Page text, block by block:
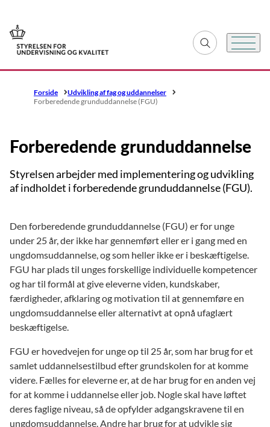
Gå til forsiden Fold søgefelt ud
Menu
Forside
Udvikling af fag og uddannelser
Forberedende grunduddannelse (FGU)
Forberedende grunduddannelse
Styrelsen arbejder med implementering og udvikling
af indholdet i forberedende grunduddannelse (FGU).
Den forberedende grunduddannelse (FGU) er for unge
under 25 år, der ikke har gennemført eller er i gang med en
ungdomsuddannelse, og som heller ikke er i beskæftigelse.
FGU har plads til unges forskellige individuelle kompetencer
og har til formål at give eleverne viden, kundskaber,
færdigheder, afklaring og motivation til at gennemføre en
ungdomsuddannelse eller alternativt at opnå ufaglært
beskæftigelse.
FGU er hovedvejen for unge op til 25 år, som har brug for et
samlet uddannelsestilbud efter grundskolen for at komme
videre. Fælles for eleverne er, at de har brug for en anden vej
for at komme i uddannelse eller job. Nogle skal have løftet
deres faglige niveau, så de opfylder adgangskravene til en
ungdomsuddannelse. Andre har brug for at udvikle sig